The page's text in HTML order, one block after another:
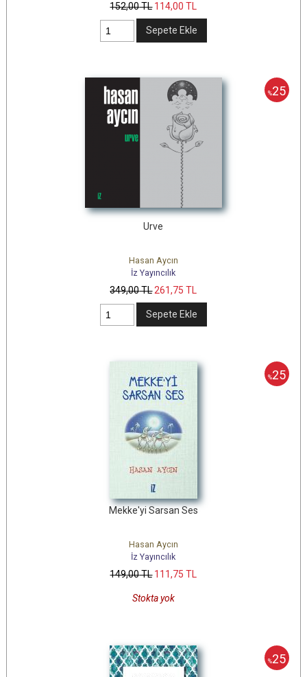
152,00TL 114,00 TL
Sepete Ekle
%25
Urve
Hasan Aycın
İz Yayıncılık
349,00TL261,75 TL
Sepete Ekle
%25
Mekke'yi Sarsan Ses
Hasan Aycın
İz Yayıncılık
149,00TL 111,75 TL
Stokta yok
%25